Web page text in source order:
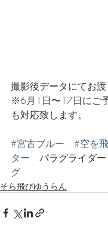
撮影後データにてお
※6月1日〜17日にご
も対応致します。
#宮古ブルー #空を
ター パラグライダ
グ
そら飛びゆうらん